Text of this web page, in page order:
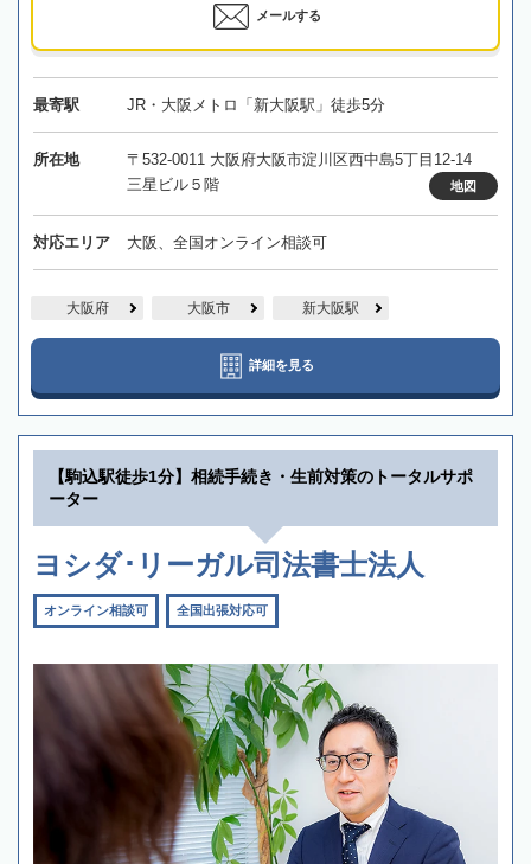
メールする
最寄駅 JR・大阪メトロ「新大阪駅」徒歩5分
所在地
〒532-0011 大阪府大阪市淀川区西中島5丁目12-14
三星ビル５階
地図
対応エリア 大阪、全国オンライン相談可
大阪府 大阪市 新大阪駅
詳細を見る
【駒込駅徒歩1分】相続手続き・生前対策のトータルサポ
ーター
ヨシダ･リーガル司法書士法人
オンライン相談可 全国出張対応可